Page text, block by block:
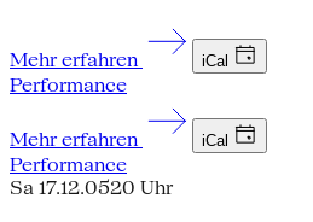
Mehr erfahren iCal
Performance
Mehr erfahren iCal
Performance
Sa 17.12.0520 Uhr